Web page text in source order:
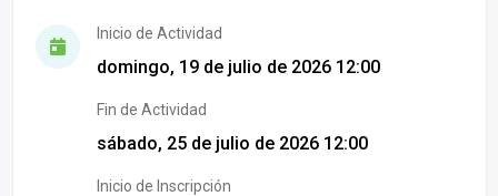
Inicio de Actividad
domingo, 19 de julio de 2026 12:00
Fin de Actividad
sábado, 25 de julio de 2026 12:00
Inicio de Inscripción